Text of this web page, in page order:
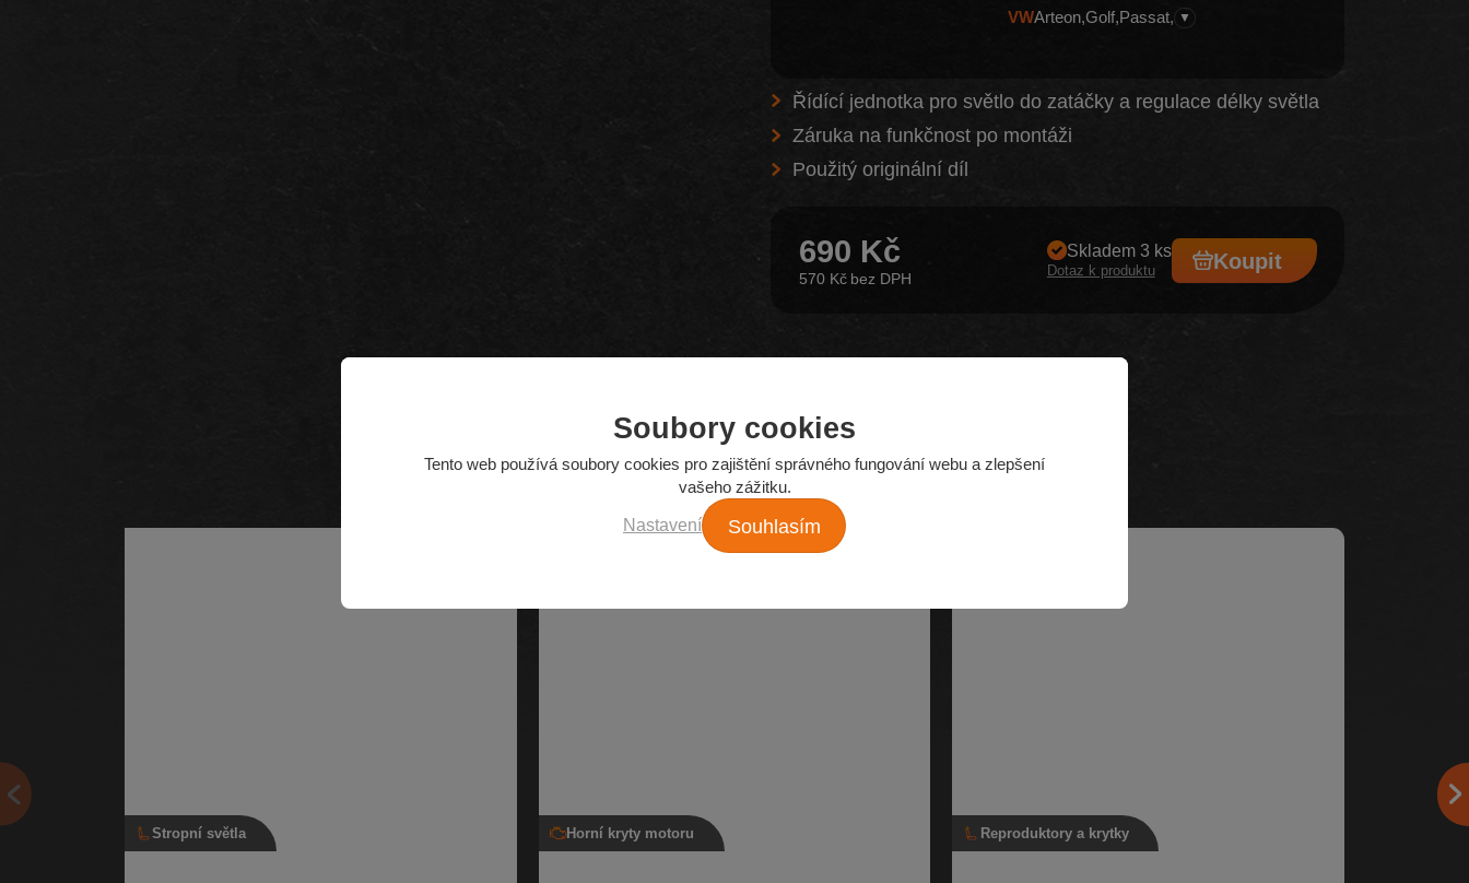
VWArteon Golf Passat ▼
Řídící jednotka pro světlo do zatáčky a regulace délky světla
Záruka na funkčnost po montáži
Použitý originální díl
690 Kč
570 Kč
Skladem 3 ks
Dotaz k produktu Koupit
Z našeho e-shopu
Nejžádanější autodíly
Stropní světla Horní kryty motoru Reproduktory a krytky
Soubory cookies
Tento web používá soubory cookies pro zajištění správného fungování webu a zlepšení
vašeho zážitku.
Nastavení Souhlasím